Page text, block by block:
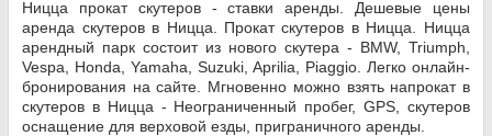
Ницца прокат скутеров - ставки аренды. Дешевые цены
аренда скутеров в Ницца. Прокат скутеров в Ницца. Ницца
арендный парк состоит из нового скутера - BMW, Triumph,
Vespa, Honda, Yamaha, Suzuki, Aprilia, Piaggio. Легко онлайн-
бронирования на сайте. Мгновенно можно взять напрокат в
скутеров в Ницца - Неограниченный пробег, GPS, скутеров
оснащение для верховой езды, приграничного аренды.